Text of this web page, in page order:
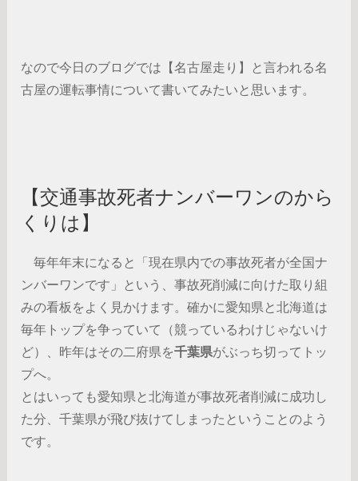
なので今日のブログでは【名古屋走り】と言われる名
古屋の運転事情について書いてみたいと思います。
【交通事故死者ナンバーワンのから
くりは】
毎年年末になると「現在県内での事故死者が全国ナ
ンバーワンです」という、事故死削減に向けた取り組
みの看板をよく見かけます。確かに愛知県と北海道は
毎年トップを争っていて（競っているわけじゃないけ
ど）、昨年はその二府県を千葉県がぶっち切ってトッ
プへ。
とはいっても愛知県と北海道が事故死者削減に成功し
た分、千葉県が飛び抜けてしまったということのよう
です。